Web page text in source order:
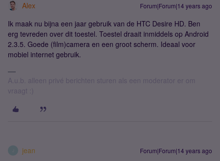
Alex Forum|Forum|14 years ago
Ik maak nu bijna een jaar gebruik van de HTC Desire HD. Ben
erg tevreden over dit toestel. Toestel draait inmiddels op Android
2.3.5. Goede (film)camera en een groot scherm. Ideaal voor
mobiel internet gebruik.
A.u.b. alleen privé berichten sturen als een moderator er om
vraagt :)
jean Forum|Forum|14 years ago